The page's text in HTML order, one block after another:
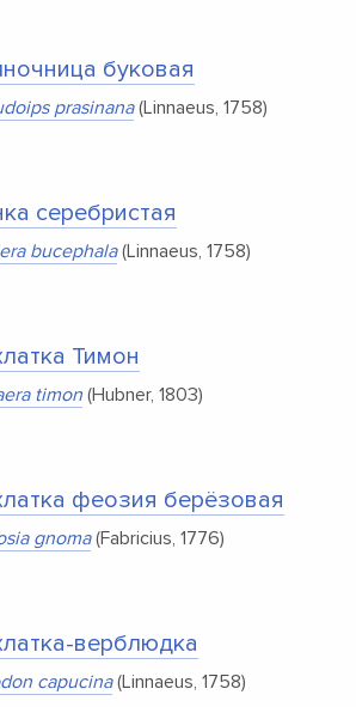
буковая
prasinana(Linnaeus, 1758)
серебристая
bucephala(Linnaeus, 1758)
Тимон
timon(Hubner, 1803)
феозия берёзовая
gnoma(Fabricius, 1776)
верблюдка
capucina(Linnaeus, 1758)